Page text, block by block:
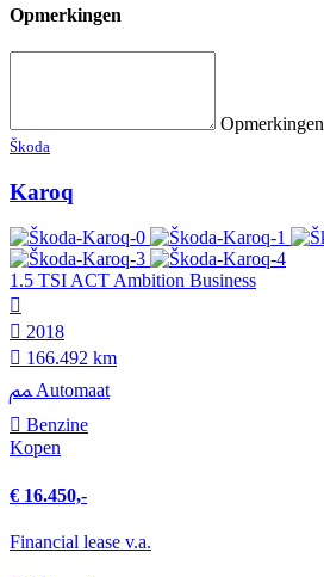
Opmerkingen
Opmerkingen
Škoda
Karoq
1.5 TSI ACT Ambition Business
2018
166.492 km
Automaat
Benzine
Kopen
€ 16.450,-
Financial lease v.a.